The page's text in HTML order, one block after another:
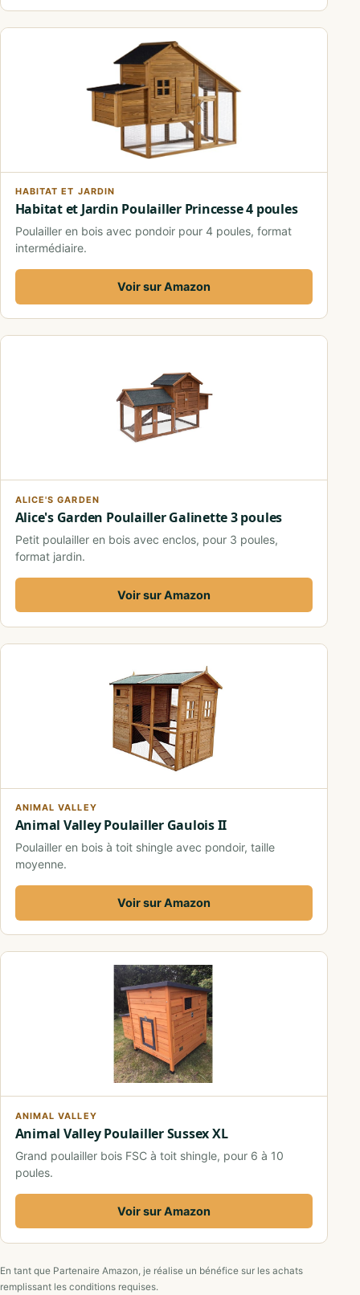
HABITAT ET JARDIN
Habitat et Jardin Poulailler Princesse 4 poules
Poulailler en bois avec pondoir pour 4 poules, format
intermédiaire.
Voir sur Amazon
ALICE'S GARDEN
Alice's Garden Poulailler Galinette 3 poules
Petit poulailler en bois avec enclos, pour 3 poules,
format jardin.
Voir sur Amazon
ANIMAL VALLEY
Animal Valley Poulailler Gaulois II
Poulailler en bois à toit shingle avec pondoir, taille
moyenne.
Voir sur Amazon
ANIMAL VALLEY
Animal Valley Poulailler Sussex XL
Grand poulailler bois FSC à toit shingle, pour 6 à 10
poules.
Voir sur Amazon
En tant que Partenaire Amazon, je réalise un bénéfice sur les achats
remplissant les conditions requises.